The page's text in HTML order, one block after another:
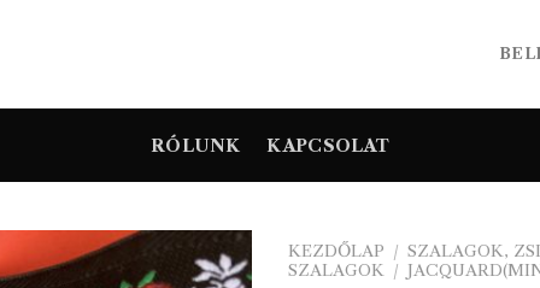
RÓLUNK KAPCSOLAT
KEZDŐLAP / SZALAGOK,
SZALAGOK /